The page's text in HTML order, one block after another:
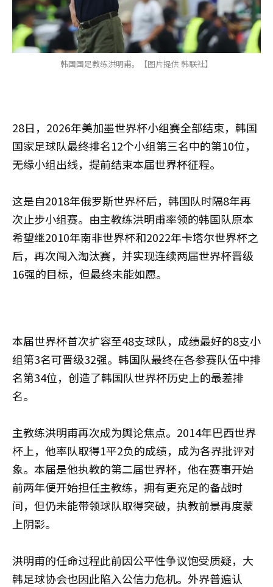
韩国国足教练洪明甫。【图片提供 韩联社】
28日，2026年美加墨世界杯小组赛全部结束，韩国
国家足球队最终排名12个小组第三名中的第10位，
无缘小组出线，提前结束本届世界杯征程。
这是自2018年俄罗斯世界杯后，韩国队时隔8年再
次止步小组赛。由主教练洪明甫率领的韩国队原本
希望继2010年南非世界杯和2022年卡塔尔世界杯之
后，再次闯入淘汰赛，并实现连续两届世界杯晋级
16强的目标，但最终未能如愿。
本届世界杯首次扩容至48支球队，成绩最好的8支小
组第3名可晋级32强。韩国队最终在各参赛队伍中排
名第34位，创造了韩国队世界杯历史上的最差排
名。
主教练洪明甫再次成为舆论焦点。2014年巴西世界
杯上，他率队取得1平2负的成绩，成为各界批评对
象。本届是他执教的第二届世界杯，他在赛事开始
前两年便开始担任主教练，拥有更充足的备战时
间，但仍未能带领球队取得突破，执教前景再度蒙
上阴影。
洪明甫的任命过程此前因公平性争议饱受质疑，大
韩足球协会也因此陷入公信力危机。外界普遍认